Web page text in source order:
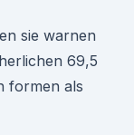
sie warnen
69,5
formen als